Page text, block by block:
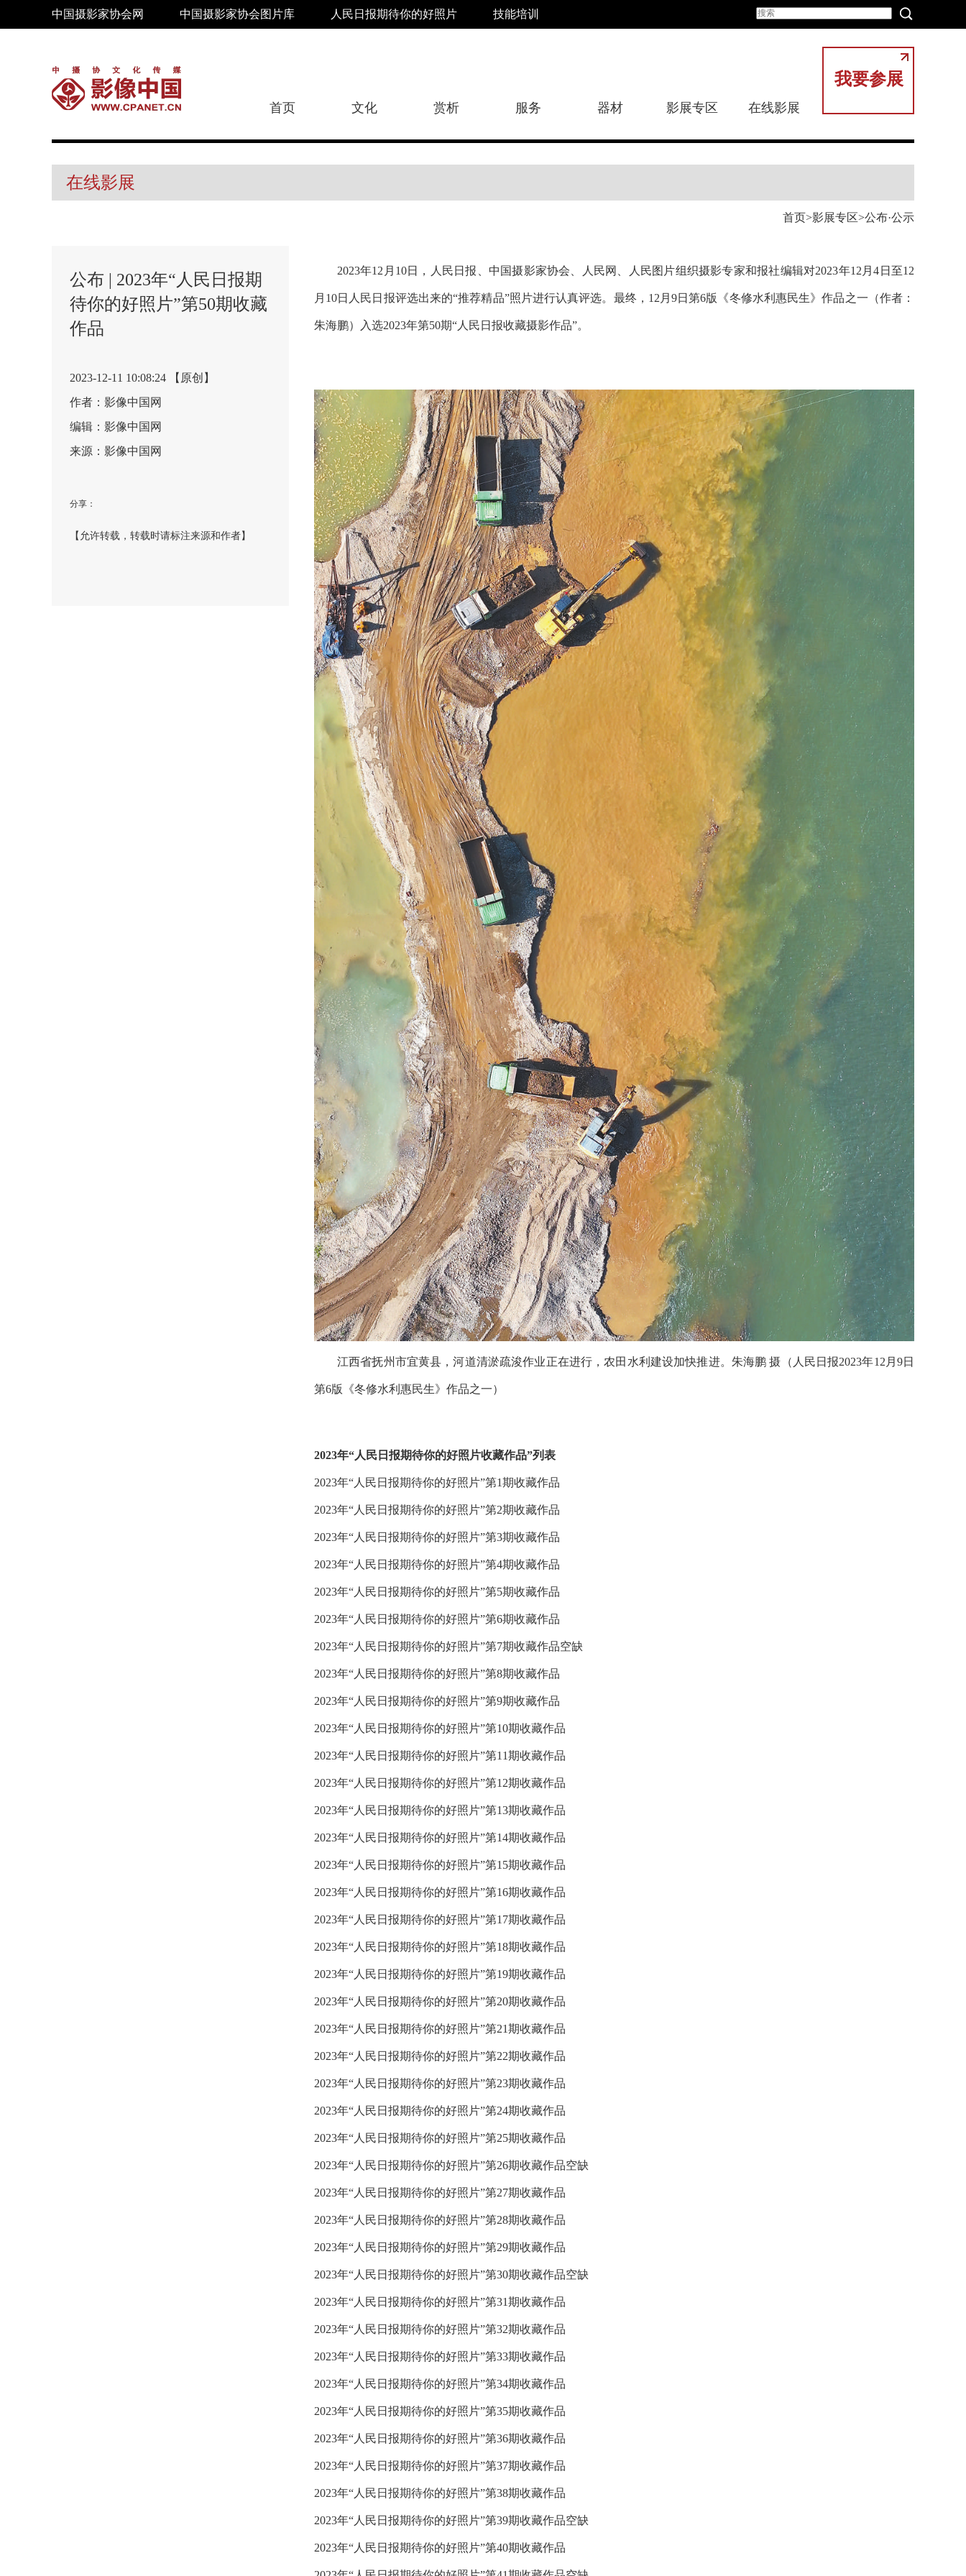
中国摄影家协会网 中国摄影家协会图片库 人民日报期待你的好照片 技能培训
我要参展
首页 文化 赏析 服务 器材 影展专区 在线影展
在线影展
首页 影展专区 公布·公示
公布 | 2023年“人民日报期
待你的好照片”第50期收藏
作品
2023-12-11 10:08:24 【原创】
作者：影像中国网
编辑：影像中国网
来源：影像中国网
分享：
【允许转载，转载时请标注来源和作者】
2023年12月10日，人民日报、中国摄影家协会、人民网、人民图片组织摄影专家和报社编辑对2023年12月4日至12
月10日人民日报评选出来的“推荐精品”照片进行认真评选。最终，12月9日第6版《冬修水利惠民生》作品之一（作者：
朱海鹏）入选2023年第50期“人民日报收藏摄影作品”。
江西省抚州市宜黄县，河道清淤疏浚作业正在进行，农田水利建设加快推进。朱海鹏 摄（人民日报2023年12月9日
第6版《冬修水利惠民生》作品之一）
2023年“人民日报期待你的好照片收藏作品”列表
2023年“人民日报期待你的好照片”第1期收藏作品
2023年“人民日报期待你的好照片”第2期收藏作品
2023年“人民日报期待你的好照片”第3期收藏作品
2023年“人民日报期待你的好照片”第4期收藏作品
2023年“人民日报期待你的好照片”第5期收藏作品
2023年“人民日报期待你的好照片”第6期收藏作品
2023年“人民日报期待你的好照片”第7期收藏作品空缺
2023年“人民日报期待你的好照片”第8期收藏作品
2023年“人民日报期待你的好照片”第9期收藏作品
2023年“人民日报期待你的好照片”第10期收藏作品
2023年“人民日报期待你的好照片”第11期收藏作品
2023年“人民日报期待你的好照片”第12期收藏作品
2023年“人民日报期待你的好照片”第13期收藏作品
2023年“人民日报期待你的好照片”第14期收藏作品
2023年“人民日报期待你的好照片”第15期收藏作品
2023年“人民日报期待你的好照片”第16期收藏作品
2023年“人民日报期待你的好照片”第17期收藏作品
2023年“人民日报期待你的好照片”第18期收藏作品
2023年“人民日报期待你的好照片”第19期收藏作品
2023年“人民日报期待你的好照片”第20期收藏作品
2023年“人民日报期待你的好照片”第21期收藏作品
2023年“人民日报期待你的好照片”第22期收藏作品
2023年“人民日报期待你的好照片”第23期收藏作品
2023年“人民日报期待你的好照片”第24期收藏作品
2023年“人民日报期待你的好照片”第25期收藏作品
2023年“人民日报期待你的好照片”第26期收藏作品空缺
2023年“人民日报期待你的好照片”第27期收藏作品
2023年“人民日报期待你的好照片”第28期收藏作品
2023年“人民日报期待你的好照片”第29期收藏作品
2023年“人民日报期待你的好照片”第30期收藏作品空缺
2023年“人民日报期待你的好照片”第31期收藏作品
2023年“人民日报期待你的好照片”第32期收藏作品
2023年“人民日报期待你的好照片”第33期收藏作品
2023年“人民日报期待你的好照片”第34期收藏作品
2023年“人民日报期待你的好照片”第35期收藏作品
2023年“人民日报期待你的好照片”第36期收藏作品
2023年“人民日报期待你的好照片”第37期收藏作品
2023年“人民日报期待你的好照片”第38期收藏作品
2023年“人民日报期待你的好照片”第39期收藏作品空缺
2023年“人民日报期待你的好照片”第40期收藏作品